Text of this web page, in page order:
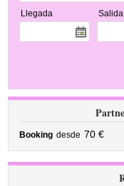
Llegada Salida
Booking desde 70 €